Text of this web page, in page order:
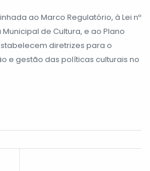
ao Marco Regulatório, à Lei nº
de Cultura, e ao Plano
diretrizes para o
e gestão das políticas culturais no